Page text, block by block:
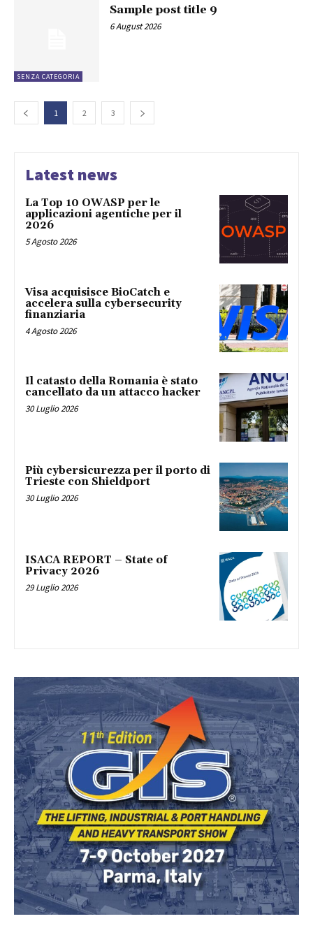
SENZA CATEGORIA
Sample post title 9
6 August 2026
1 2 3
Latest news
La Top 10 OWASP per le
applicazioni agentiche per il
2026
5 Agosto 2026
Visa acquisisce BioCatch e
accelera sulla cybersecurity
finanziaria
4 Agosto 2026
Il catasto della Romania è stato
cancellato da un attacco hacker
30 Luglio 2026
Più cybersicurezza per il porto di
Trieste con Shieldport
30 Luglio 2026
ISACA REPORT – State of
Privacy 2026
29 Luglio 2026